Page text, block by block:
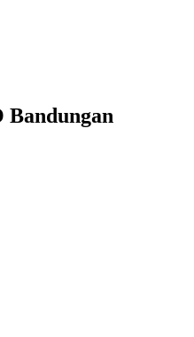
Bandungan